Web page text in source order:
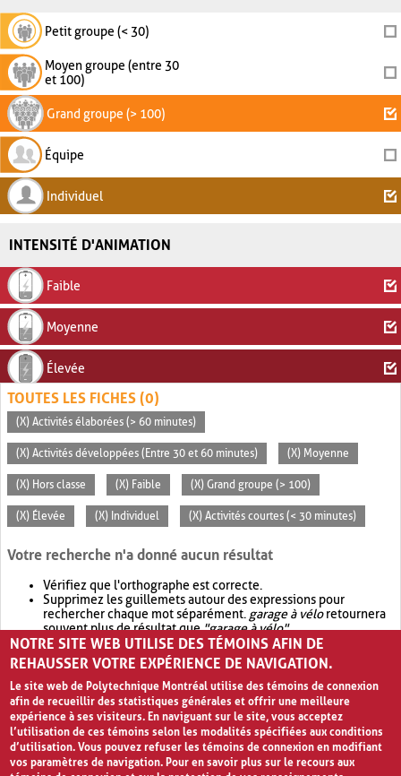
Petit groupe (< 30)
Moyen groupe (entre 30
et 100)
Grand groupe (> 100)
Équipe
Individuel
INTENSITÉ D'ANIMATION
Faible
Moyenne
Élevée
TOUTES LES FICHES (0)
(X) Activités élaborées (> 60 minutes)
(X) Activités développées (Entre 30 et 60 minutes) (X) Moyenne
(X) Hors classe (X) Faible (X) Grand groupe (> 100)
(X) Élevée (X) Individuel (X) Activités courtes (< 30 minutes)
Votre recherche n'a donné aucun résultat
Vérifiez que l'orthographe est correcte.
Supprimez les guillemets autour des expressions pour
rechercher chaque mot séparément. garage à véloretournera
souvent plus de résultat que"garage à vélo".
Envisagez d'élargir votre recherche avec OR.garage OR vélo
retournera souvent plus de résultat quegarage à vélo
NOTRE SITE WEB UTILISE DES TÉMOINS AFIN DE
REHAUSSER VOTRE EXPÉRIENCE DE NAVIGATION.
Le site web de Polytechnique Montréal utilise des témoins de connexion
afin de recueillir des statistiques générales et offrir une meilleure
expérience à ses visiteurs. En naviguant sur le site, vous acceptez
l’utilisation de ces témoins selon les modalités spécifiées aux conditions
d’utilisation. Vous pouvez refuser les témoins de connexion en modifiant
vos paramètres de navigation. Pour en savoir plus sur le recours aux